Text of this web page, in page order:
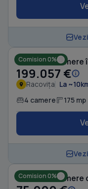
Comision 0%
Casă cu 4 camere
199.057 €
Racovița La
4 camere 175 mp
Comision 0%
Casă cu 4 camere